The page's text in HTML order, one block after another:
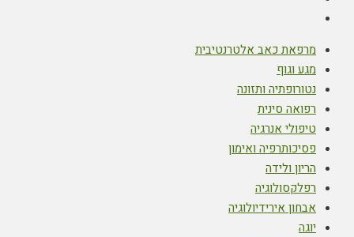
מרפאת כאב אלטרנטיבית
מגע וגוף
נטורופתיה ותזונה
רפואה סינית
טיפולי אנרגיה
פסיכותרפיה ואימון
הריון ולידה
רפלקסולוגיה
אבחון אירידיולוגיה
יוגה